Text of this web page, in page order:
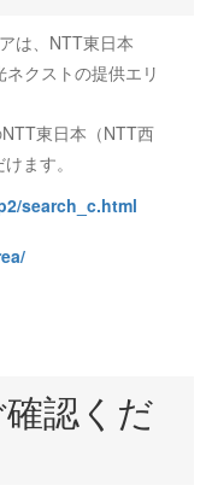
は、NTT東日本
ネクストの提供エリ
東日本（NTT西
ます。
search_c.html
認くだ